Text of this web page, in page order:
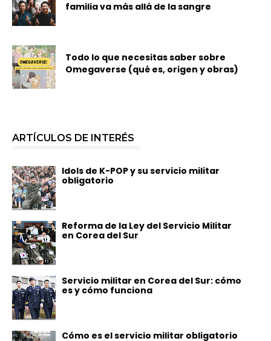
familia va más allá de la sangre
Todo lo que necesitas saber sobre
Omegaverse (qué es, origen y obras)
ARTÍCULOS DE INTERÉS
Idols de K-POP y su servicio militar
obligatorio
Reforma de la Ley del Servicio Militar
en Corea del Sur
Servicio militar en Corea del Sur: cómo
es y cómo funciona
Cómo es el servicio militar obligatorio